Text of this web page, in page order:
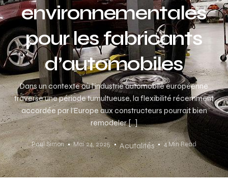
environnementales
pour les fabricants
d’automobiles
Dans un contexte où l’industrie automobile européenne
traverse une période tumultueuse, la flexibilité récemment
accordée par l’Europe aux constructeurs pourrait bien
remodeler […]
Paul Simon Mai 24, 2025 Acutalités 4 Min Read